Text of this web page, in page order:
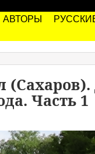
АВТОРЫ
Часть 1